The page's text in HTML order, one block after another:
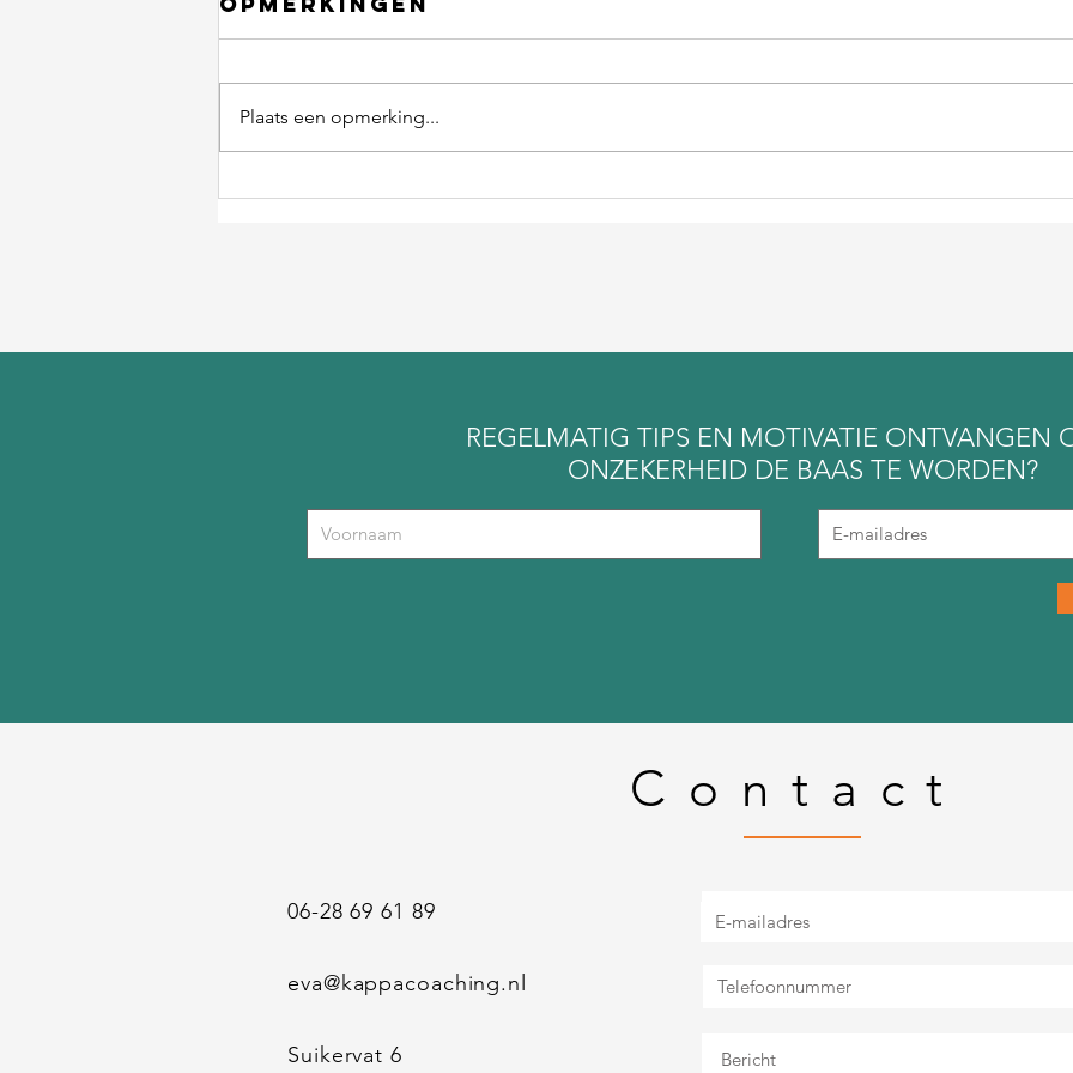
Ik mis de
Plaats een opmerking...
REGELMATIG TIPS EN MOTIVATIE ONTVANGEN
ONZEKERHEID DE BAAS TE WORDEN?
Contact
06-28 69 61 89
eva@kappacoaching.nl
Suikervat 6